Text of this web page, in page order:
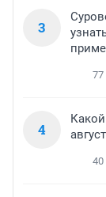
3
77
4
40